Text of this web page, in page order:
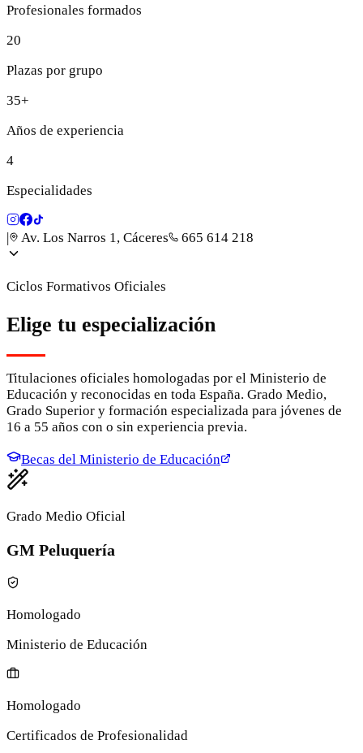
Profesionales formados
20
Plazas por grupo
35+
Años de experiencia
4
Especialidades
Av. Los Narros 1, Cáceres 665 614 218
Ciclos Formativos Oficiales
Elige tu especialización
Titulaciones oficiales homologadas por el Ministerio de
Educación y reconocidas en toda España. Grado Medio,
Grado Superior y formación especializada para jóvenes de
16 a 55 años con o sin experiencia previa.
Becas del Ministerio de Educación
Grado Medio Oficial
GM Peluquería
Homologado
Ministerio de Educación
Homologado
Certificados de Profesionalidad